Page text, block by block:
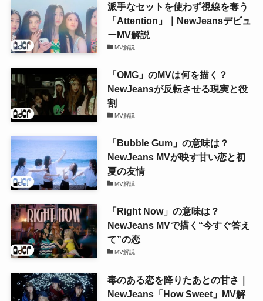
派手なセットを使わず視線を奪う
「Attention」｜NewJeansデビュ
ーMV解説
MV解説
「OMG」のMVは何を描く？
NewJeansが反転させる現実と役
割
MV解説
「Bubble Gum」の意味は？
NewJeans MVが映す甘い恋と初
夏の友情
MV解説
「Right Now」の意味は？
NewJeans MVで描く“今すぐ答え
て”の恋
MV解説
毒のある恋を降りたあとの甘さ｜
NewJeans「How Sweet」MV解